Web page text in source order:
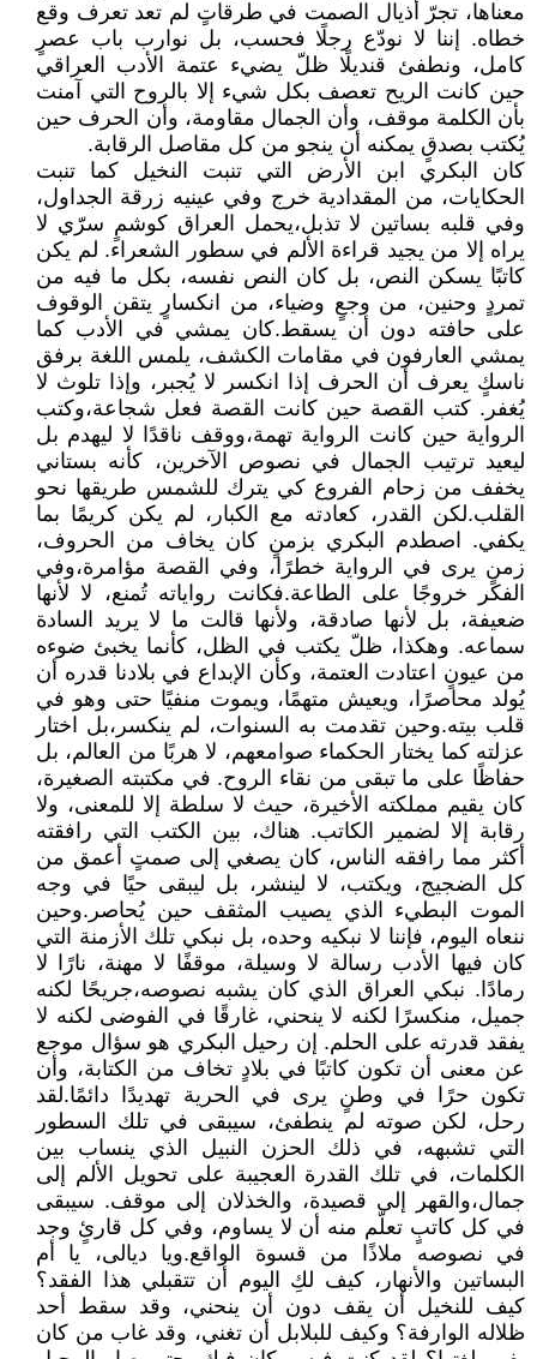
معناها، تجرّ أذيال الصمت في طرقاتٍ لم تعد تعرف وقع
خطاه. إننا لا نودّع رجلًا فحسب، بل نوارب باب عصرٍ
كامل، ونطفئ قنديلًا ظلّ يضيء عتمة الأدب العراقي
حين كانت الريح تعصف بكل شيء إلا بالروح التي آمنت
بأن الكلمة موقف، وأن الجمال مقاومة، وأن الحرف حين
يُكتب بصدقٍ يمكنه أن ينجو من كل مقاصل الرقابة.
كان البكري ابن الأرض التي تنبت النخيل كما تنبت
الحكايات، من المقدادية خرج وفي عينيه زرقة الجداول،
وفي قلبه بساتين لا تذبل،يحمل العراق كوشمٍ سرّي لا
يراه إلا من يجيد قراءة الألم في سطور الشعراء. لم يكن
كاتبًا يسكن النص، بل كان النص نفسه، بكل ما فيه من
تمردٍ وحنين، من وجعٍ وضياء، من انكسارٍ يتقن الوقوف
على حافته دون أن يسقط.كان يمشي في الأدب كما
يمشي العارفون في مقامات الكشف، يلمس اللغة برفق
ناسكٍ يعرف أن الحرف إذا انكسر لا يُجبر، وإذا تلوث لا
يُغفر. كتب القصة حين كانت القصة فعل شجاعة،وكتب
الرواية حين كانت الرواية تهمة،ووقف ناقدًا لا ليهدم بل
ليعيد ترتيب الجمال في نصوص الآخرين، كأنه بستاني
يخفف من زحام الفروع كي يترك للشمس طريقها نحو
القلب.لكن القدر، كعادته مع الكبار، لم يكن كريمًا بما
يكفي. اصطدم البكري بزمنٍ كان يخاف من الحروف،
زمنٍ يرى في الرواية خطرًا، وفي القصة مؤامرة،وفي
الفكر خروجًا على الطاعة.فكانت رواياته تُمنع، لا لأنها
ضعيفة، بل لأنها صادقة، ولأنها قالت ما لا يريد السادة
سماعه. وهكذا، ظلّ يكتب في الظل، كأنما يخبئ ضوءه
من عيونٍ اعتادت العتمة، وكأن الإبداع في بلادنا قدره أن
يُولد محاصرًا، ويعيش متهمًا، ويموت منفيًا حتى وهو في
قلب بيته.وحين تقدمت به السنوات، لم ينكسر،بل اختار
عزلته كما يختار الحكماء صوامعهم، لا هربًا من العالم، بل
حفاظًا على ما تبقى من نقاء الروح. في مكتبته الصغيرة،
كان يقيم مملكته الأخيرة، حيث لا سلطة إلا للمعنى، ولا
رقابة إلا لضمير الكاتب. هناك، بين الكتب التي رافقته
أكثر مما رافقه الناس، كان يصغي إلى صمتٍ أعمق من
كل الضجيج، ويكتب، لا لينشر، بل ليبقى حيًا في وجه
الموت البطيء الذي يصيب المثقف حين يُحاصر.وحين
ننعاه اليوم، فإننا لا نبكيه وحده، بل نبكي تلك الأزمنة التي
كان فيها الأدب رسالة لا وسيلة، موقفًا لا مهنة، نارًا لا
رمادًا. نبكي العراق الذي كان يشبه نصوصه،جريحًا لكنه
جميل، منكسرًا لكنه لا ينحني، غارقًا في الفوضى لكنه لا
يفقد قدرته على الحلم. إن رحيل البكري هو سؤال موجع
عن معنى أن تكون كاتبًا في بلادٍ تخاف من الكتابة، وأن
تكون حرًا في وطنٍ يرى في الحرية تهديدًا دائمًا.لقد
رحل، لكن صوته لم ينطفئ، سيبقى في تلك السطور
التي تشبهه، في ذلك الحزن النبيل الذي ينساب بين
الكلمات، في تلك القدرة العجيبة على تحويل الألم إلى
جمال،والقهر إلى قصيدة، والخذلان إلى موقف. سيبقى
في كل كاتبٍ تعلّم منه أن لا يساوم، وفي كل قارئٍ وجد
في نصوصه ملاذًا من قسوة الواقع.ويا ديالى، يا أم
البساتين والأنهار، كيف لكِ اليوم أن تتقبلي هذا الفقد؟
كيف للنخيل أن يقف دون أن ينحني، وقد سقط أحد
ظلاله الوارفة؟ وكيف للبلابل أن تغني، وقد غاب من كان